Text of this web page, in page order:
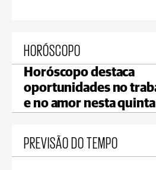
HORÓSCOPO
Horóscopo destaca
oportunidades no
e no amor nesta quinta
PREVISÃO DO TEMPO